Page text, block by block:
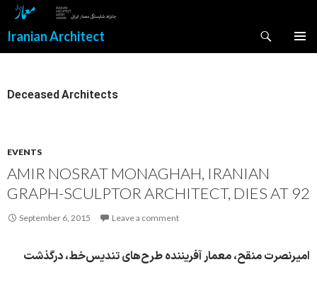
Iranian Architect
Deceased Architects
EVENTS
AMIR NOSRAT MONAGHAH, IRANIAN
GRAPH-SCULPTOR ARCHITECT, DIES AT 92
September 6, 2015 Leave a comment
امیرنصرت منقح، معمار آفریننده طرح‌های تندیس‌خط، درگذشت